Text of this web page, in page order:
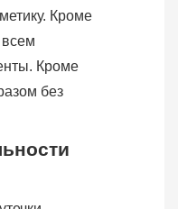
Кроме
всем
Кроме
без